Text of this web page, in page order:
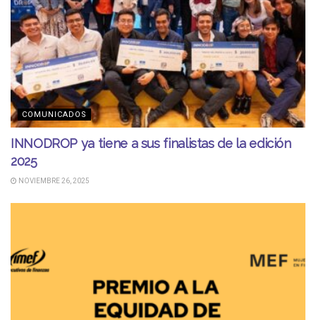
COMUNICADOS
INNODROP ya tiene a sus finalistas de la edición
2025
NOVIEMBRE 26, 2025